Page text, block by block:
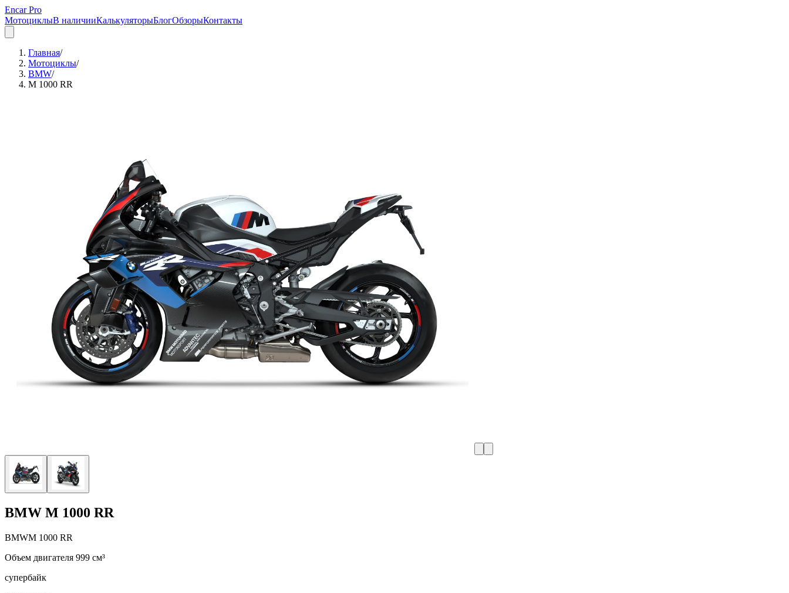
Encar Pro
МотоциклыВ наличииКалькуляторыБлогОбзорыКонтакты
Главная/
Мотоциклы/
BMW/
M 1000 RR
BMW M 1000 RR
BMWM 1000 RR
Объем двигателя 999 см³
супербайк